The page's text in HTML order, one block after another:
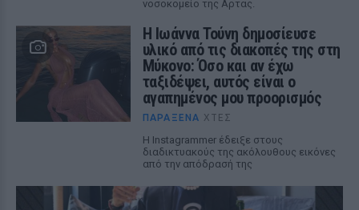
νοσοκομείο της Αρτας.
Η Ιωάννα Τούνη δημοσίευσε
υλικό από τις διακοπές της στη
Μύκονο: Όσο και αν έχω
ταξιδέψει, αυτός είναι ο
αγαπημένος μου προορισμός
ΠΑΡΆΞΕΝΑ ΧΤΕΣ
Η Instagrammer έδειξε στους
διαδικτυακούς της ακόλουθους εικόνες
από την απόδρασή της